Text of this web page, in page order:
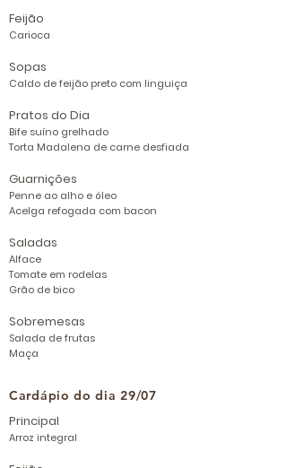
Feijão
Carioca
Sopas
Caldo de feijão preto com linguiça
Pratos do Dia
Bife suíno grelhado
Torta Madalena de carne desfiada
Guarnições
Penne ao alho e óleo
Acelga refogada com bacon
Saladas
Alface
Tomate em rodelas
Grão de bico
Sobremesas
Salada de frutas
Maça
Cardápio do dia 29/07
Principal
Arroz integral